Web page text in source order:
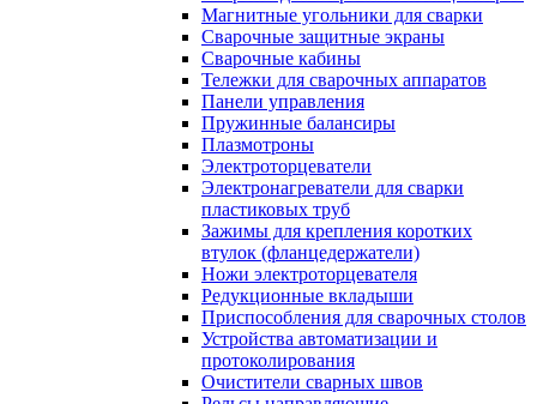
Магнитные угольники для сварки
Сварочные защитные экраны
Сварочные кабины
Тележки для сварочных аппаратов
Панели управления
Пружинные балансиры
Плазмотроны
Электроторцеватели
Электронагреватели для сварки
пластиковых труб
Зажимы для крепления коротких
втулок (фланцедержатели)
Ножи электроторцевателя
Редукционные вкладыши
Приспособления для сварочных столов
Устройства автоматизации и
протоколирования
Очистители сварных швов